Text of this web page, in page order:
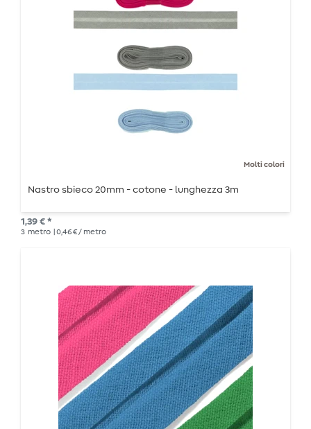
Molti colori
Nastro sbieco 20mm - cotone - lunghezza 3m
1,39 € *
3 metro | 0,46 € / metro